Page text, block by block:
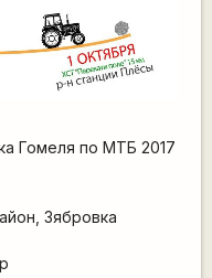
Гомеля по МТБ 2017
Зябровка